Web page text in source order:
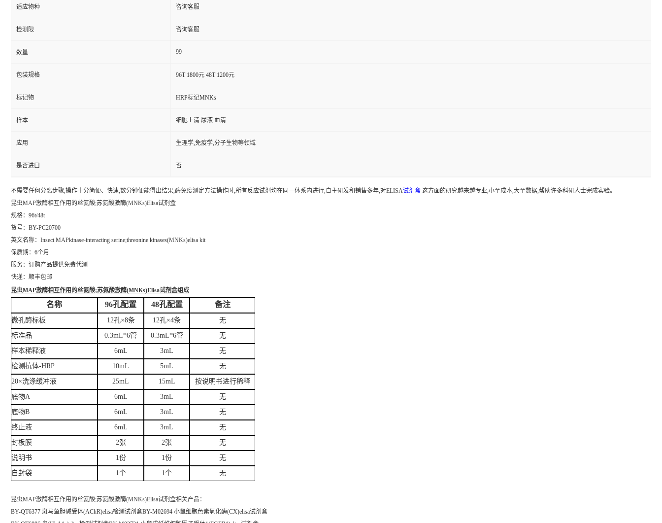
适应物种 咨询客服
检测限 咨询客服
数量 99
包装规格 96T 1800元 48T 1200元
标记物 HRP标记MNKs
样本 细胞上清 尿液 血清
应用 生理学,免疫学,分子生物等领域
是否进口 否
不需要任何分离步骤,操作十分简便、快速,数分钟便能得出结果,酶免疫测定方法操作时,所有反应试剂均在同一体系内进行,自主研发和销售多年,对ELISA试剂盒 这方面的研究越来越专业,小至成本,大至数据,帮助许多科研人士完成实验。
昆虫MAP激酶相互作用的丝氨酸;苏氨酸激酶(MNKs)Elisa试剂盒
规格：96t/48t
货号：BY-PC20700
英文名称： Insect MAPkinase-interacting serine;threonine kinases(MNKs)elisa kit
保质期：6个月
服务：订购产品提供免费代测
快递：顺丰包邮
昆虫MAP激酶相互作用的丝氨酸;苏氨酸激酶(MNKs)Elisa试剂盒组成
名称 96孔配置 48孔配置 备注
微孔酶标板 12孔×8条 12孔×4条 无
标准品 0.3mL*6管 0.3mL*6管 无
样本稀释液 6mL 3mL 无
检测抗体-HRP 10mL 5mL 无
20×洗涤缓冲液 25mL 15mL 按说明书进行稀释
底物A 6mL 3mL 无
底物B 6mL 3mL 无
终止液 6mL 3mL 无
封板膜 2张 2张 无
说明书 1份 1份 无
自封袋 1个 1个 无
昆虫MAP激酶相互作用的丝氨酸;苏氨酸激酶(MNKs)Elisa试剂盒相关产品：
BY-QT6377 斑马鱼胆碱受体(AChR)elisa检测试剂盒BY-M02694 小鼠细胞色素氧化酶(CX)elisa试剂盒